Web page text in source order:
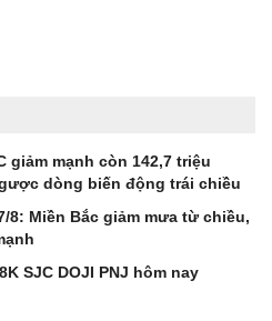
giảm mạnh còn 142,7 triệu
dòng biến động trái chiều
8: Miền Bắc giảm mưa từ chiều,
SJC DOJI PNJ hôm nay